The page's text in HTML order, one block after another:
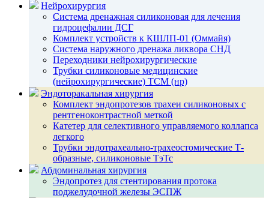
Нейрохирургия
Система дренажная силиконовая для лечения
гидроцефалии ДСГ
Комплект устройств к КШЛП-01 (Оммайя)
Система наружного дренажа ликвора СНД
Переходники нейрохирургические
Трубки силиконовые медицинские
(нейрохирургические) ТСМ (нр)
Эндоторакальная хирургия
Комплект эндопротезов трахеи силиконовых с
рентгеноконтрастной меткой
Катетер для селективного управляемого коллапса
легкого
Трубки эндотрахеально-трахеостомические Т-
образные, силиконовые ТэТс
Абдоминальная хирургия
Эндопротез для стентирования протока
поджелудочной железы ЭСПЖ